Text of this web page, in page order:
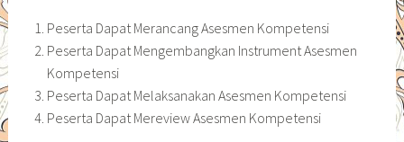
Peserta Dapat Merancang Asesmen Kompetensi
Peserta Dapat Mengembangkan Instrument Asesmen
Kompetensi
Peserta Dapat Melaksanakan Asesmen Kompetensi
Peserta Dapat Mereview Asesmen Kompetensi